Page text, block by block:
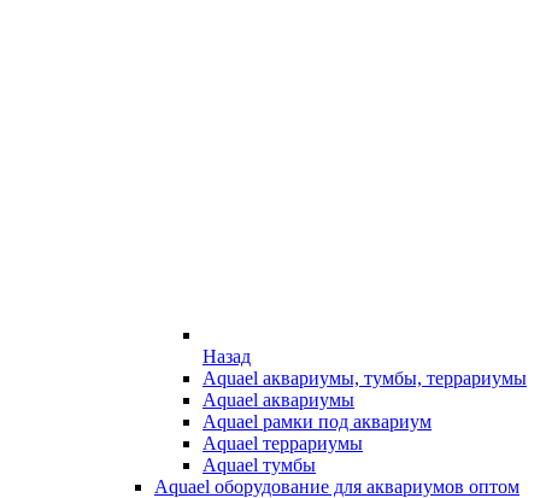
Назад
Aquael аквариумы, тумбы, террариумы
Aquael аквариумы
Aquael рамки под аквариум
Aquael террариумы
Aquael тумбы
Aquael оборудование для аквариумов оптом